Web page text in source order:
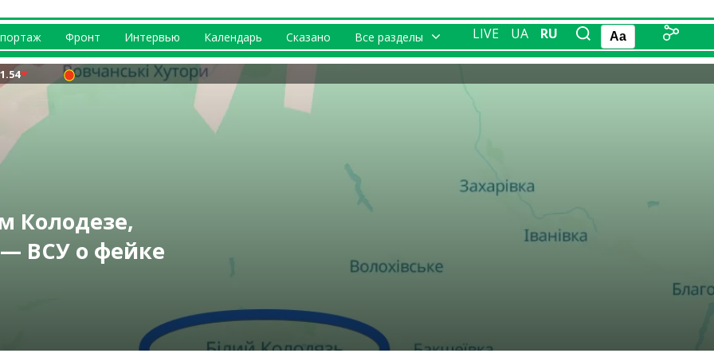
Фронт Интервью Календарь Сказано Все разделы LIVE UA RU Aa
Колодезе,
ВСУ о фейке
происходит
домой» —
повышение:
актуальные
энергетики